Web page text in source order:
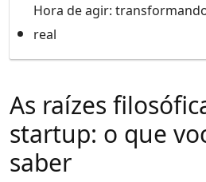
Hora de agir:
real
As raízes
startup: o que
saber